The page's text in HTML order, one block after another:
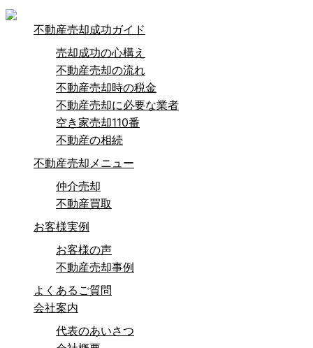
不動産売却成功ガイド
売却成功の心構え
不動産売却の流れ
不動産売却時の税金
不動産売却に必要な業者
空き家売却110番
不動産の相続
不動産売却メニュー
仲介売却
不動産買取
お客様実例
お客様の声
不動産売却事例
よくあるご質問
会社案内
代表のあいさつ